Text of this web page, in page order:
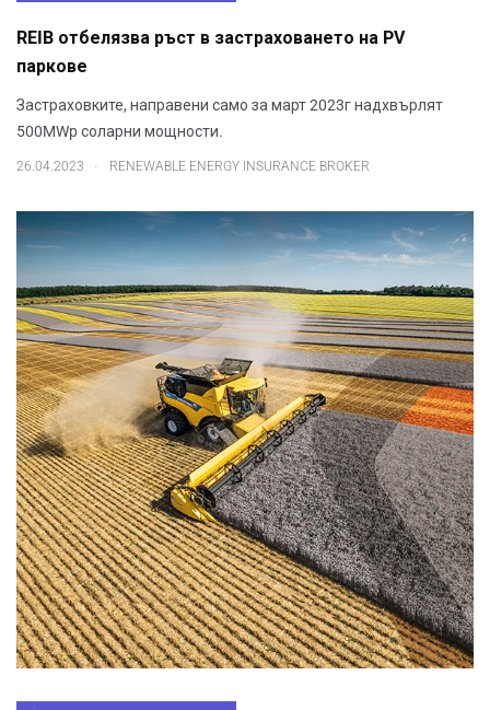
REIB отбелязва ръст в застраховането на PV
паркове
Застраховките, направени само за март 2023г надхвърлят
500MWp соларни мощности.
26.04.2023 . RENEWABLE ENERGY INSURANCE BROKER